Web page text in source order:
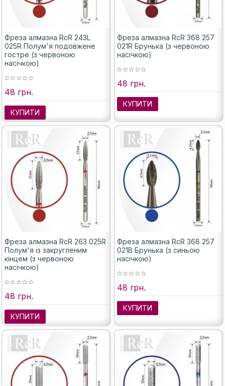
Фреза алмазна RcR 243L
025R Полум'я подовжене
гостре (з червоною
насічкою)
48 грн.
КУПИТИ
Фреза алмазна RcR 368 257
021R Брунька (з червоною
насічкою)
48 грн.
КУПИТИ
Фреза алмазна RcR 263 025R
Полум'я із закругленим
кінцем (з червоною
насічкою)
48 грн.
КУПИТИ
Фреза алмазна RcR 368 257
021B Брунька (з синьою
насічкою)
48 грн.
КУПИТИ